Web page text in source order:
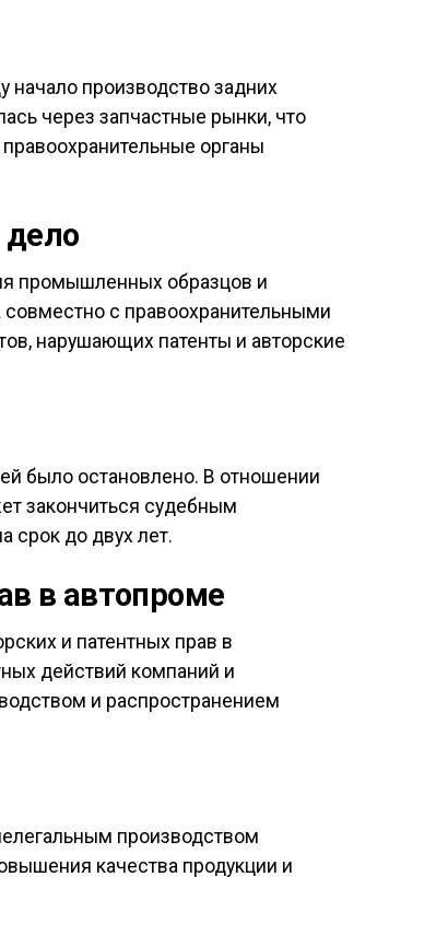
начало производство задних
через запчастные рынки, что
органы
промышленных образцов и
с правоохранительными
нарушающих патенты и авторские
было остановлено. В отношении
закончиться судебным
до двух лет.
в автопроме
и патентных прав в
действий компаний и
и распространением
производством
качества продукции и